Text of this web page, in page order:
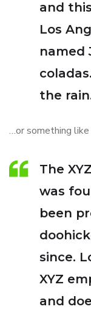
and
Los
named
the
…or something like
The
was
been
since.
XYZ
and